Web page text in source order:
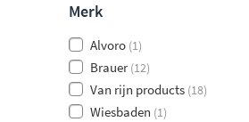
Merk
Alvoro (1)
Brauer(12)
Van rijn products (18)
Wiesbaden (1)